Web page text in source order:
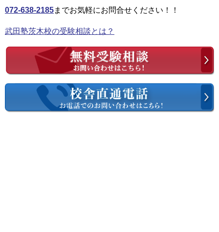
072-638-2185までお気軽にお問合せください！！
武田塾茨木校の受験相談とは？